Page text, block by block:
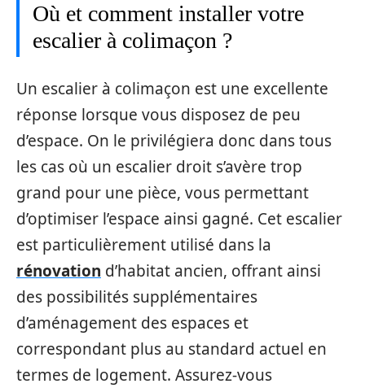
Où et comment installer votre
escalier à colimaçon ?
Un escalier à colimaçon est une excellente
réponse lorsque vous disposez de peu
d’espace. On le privilégiera donc dans tous
les cas où un escalier droit s’avère trop
grand pour une pièce, vous permettant
d’optimiser l’espace ainsi gagné. Cet escalier
est particulièrement utilisé dans la
rénovation d’habitat ancien, offrant ainsi
des possibilités supplémentaires
d’aménagement des espaces et
correspondant plus au standard actuel en
termes de logement. Assurez-vous